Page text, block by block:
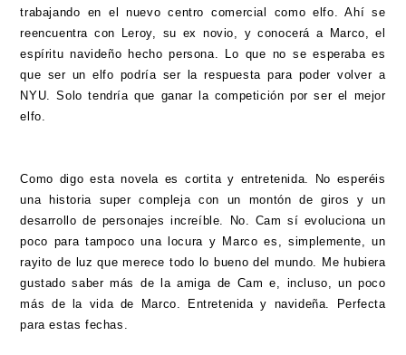
trabajando en el nuevo centro comercial como elfo. Ahí se
reencuentra con Leroy, su ex novio, y conocerá a Marco, el
espíritu navideño hecho persona. Lo que no se esperaba es
que ser un elfo podría ser la respuesta para poder volver a
NYU. Solo tendría que ganar la competición por ser el mejor
elfo.
Como digo esta novela es cortita y entretenida. No esperéis
una historia super compleja con un montón de giros y un
desarrollo de personajes increíble. No. Cam sí evoluciona un
poco para tampoco una locura y Marco es, simplemente, un
rayito de luz que merece todo lo bueno del mundo. Me hubiera
gustado saber más de la amiga de Cam e, incluso, un poco
más de la vida de Marco. Entretenida y navideña. Perfecta
para estas fechas.